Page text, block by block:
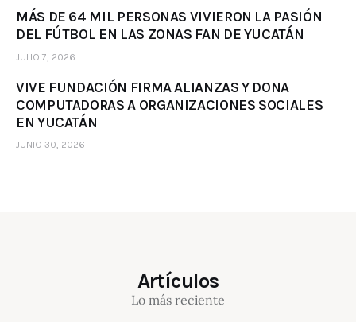
MÁS DE 64 MIL PERSONAS VIVIERON LA PASIÓN
DEL FÚTBOL EN LAS ZONAS FAN DE YUCATÁN
JULIO 7, 2026
VIVE FUNDACIÓN FIRMA ALIANZAS Y DONA
COMPUTADORAS A ORGANIZACIONES SOCIALES
EN YUCATÁN
JUNIO 30, 2026
Artículos
Lo más reciente